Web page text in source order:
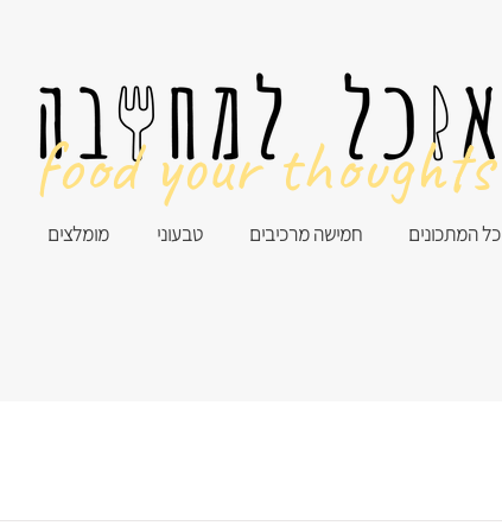
מומלצים טבעוני חמישה מרכיבים כל המתכונים
food your thoughts